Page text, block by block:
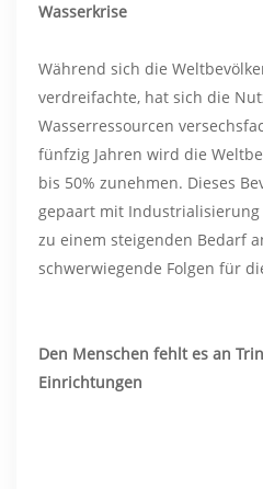
Wasserkrise
Während sich die
verdreifachte, hat sich die
Wasserressourcen
fünfzig Jahren wird die
bis 50% zunehmen. Dieses
gepaart mit
zu einem steigenden Bedarf
schwerwiegende Folgen für
Den Menschen fehlt es an
Einrichtungen